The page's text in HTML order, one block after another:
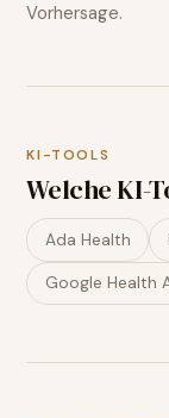
Vorhersage.
KI-TOOLS
Welche KI-
Ada Health
Google Health